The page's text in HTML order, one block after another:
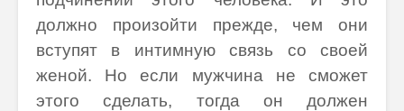
должно произойти прежде, чем они
вступят в интимную связь со своей
женой. Но если мужчина не сможет
этого сделать, тогда он должен